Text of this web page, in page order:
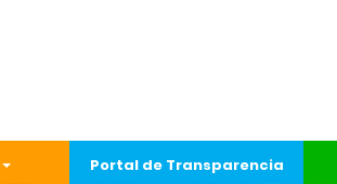
Portal de Transparencia